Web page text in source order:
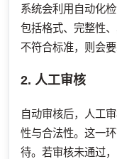
系统会利用自动化
包括格式、完整性
不符合标准，则会
2. 人工审核
自动审核后，人工
性与合法性。这一
待。若审核未通过